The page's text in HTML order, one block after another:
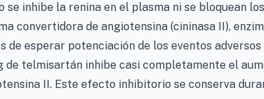
inhibe la renina en el plasma ni se bloquean
convertidora de angiotensina (cininasa II),
de esperar potenciación de los eventos
de telmisartán inhibe casi completamente el
II. Este efecto inhibitorio se conserva